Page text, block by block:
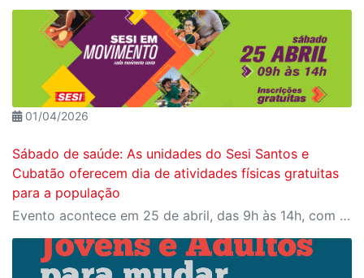
01/04/2026
Sábado de saúde: As unidades do Sesi Santos e
Cubatão oferecem dia de atividades físicas gratuitas
para a população
Evento acontece em 25 de abril, das 9h às 14h, com programação para todas as idades Cubatão